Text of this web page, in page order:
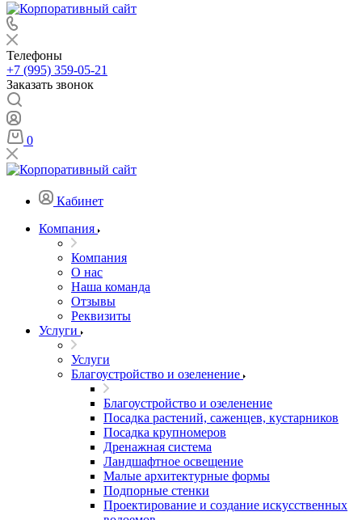
Телефоны
+7 (995) 359-05-21
Заказать звонок
0
Кабинет
Компания
Компания
О нас
Наша команда
Отзывы
Реквизиты
Услуги
Услуги
Благоустройство и озеленение
Благоустройство и озеленение
Посадка растений, саженцев, кустарников
Посадка крупномеров
Дренажная система
Ландшафтное освещение
Малые архитектурные формы
Подпорные стенки
Проектирование и создание искусственных